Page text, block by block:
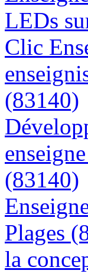
LEDs
Clic
(83140)
(83140)
Plages
la